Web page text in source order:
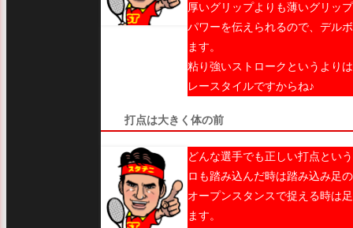
厚いグリップよりも薄いグリッ
パワーを伝えられるので、デル
ます。
粘り強いストロークというより
レースタイルですからね♪
打点は大きく体の前
どんな選手でも正しい打点とい
ロも踏み込んだ時は踏み込み足
オープンスタンスで捉える時は
ます。